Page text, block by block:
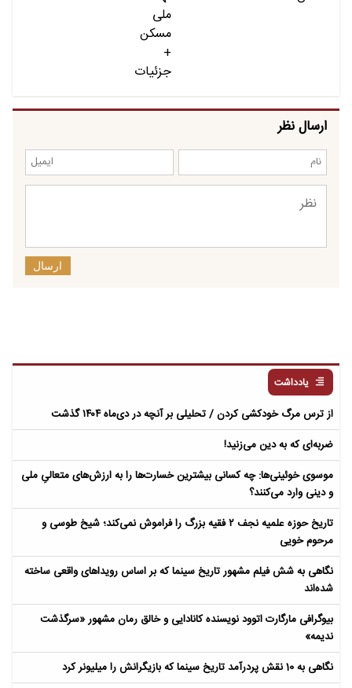
ارسال نظر
ارسال
یادداشت
از ترس مرگ خودکشی کردن / تحلیلی بر آنچه در دی‌ماه ۱۴۰۴ گذشت
ضربه‌ای که به دین می‌زنید!
موسوی خوئینی‌ها: چه کسانی بیشترین خسارت‌ها را به ارزش‌های متعالیِ ملی
و دینی وارد می‌کنند؟
تاریخ حوزه علمیه نجف ۲ فقیه بزرگ را فراموش نمی‌کند؛ شیخ طوسی و
مرحوم خویی
نگاهی به شش فیلم مشهور تاریخ سینما که بر اساس رویداهای واقعی ساخته
شده‌اند
بیوگرافی مارگارت اتوود نویسنده کانادایی و خالق رمان مشهور «سرگذشت
ندیمه»
نگاهی به 10 نقش پردرآمد تاریخ سینما که بازیگرانش را میلیونر کرد